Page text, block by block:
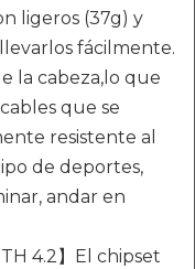
ligeros (37g) y
fácilmente.
la cabeza,lo que
que se
resistente al
de deportes,
andar en
4.2】El chipset